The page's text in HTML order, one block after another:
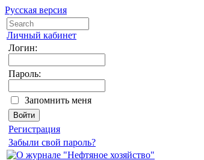
Русская версия
Личный кабинет
Логин:
Пароль:
Запомнить меня
Регистрация
Забыли свой пароль?